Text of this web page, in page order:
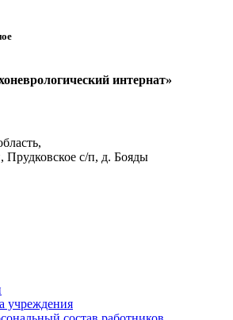
интернат»
с/п, д. Бояды
учреждения